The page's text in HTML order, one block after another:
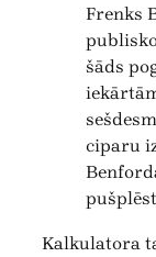
Frenks
šāds
ciparu
Kalkulatora